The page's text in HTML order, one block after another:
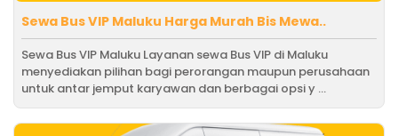
Sewa Bus VIP Maluku Harga Murah Bis Mewa..
Sewa Bus VIP Maluku Layanan sewa Bus VIP di Maluku
menyediakan pilihan bagi perorangan maupun perusahaan
untuk antar jemput karyawan dan berbagai opsi y ...